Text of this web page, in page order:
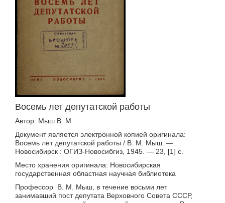
Восемь лет депутатской работы
Автор: Мыш В. М.
Документ является электронной копией оригинала:
Восемь лет депутатской работы / В. М. Мыш. —
Новосибирск : ОГИЗ-Новосибгиз, 1945. — 23, [1] с.
Место хранения оригинала: Новосибирская
государственная областная научная библиотека
Профессор В. М. Мыш, в течение восьми лет
занимавший пост депутата Верховного Совета СССР,